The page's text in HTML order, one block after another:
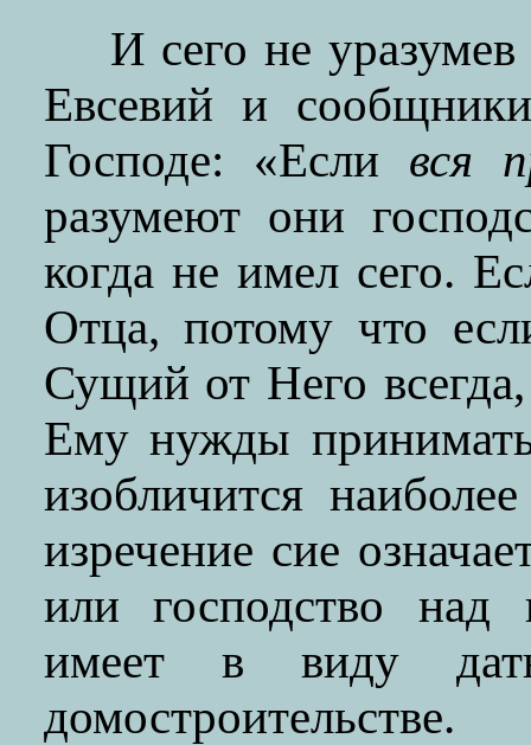
И сего не
Евсевий и
Господе: «Если вся
разумеют они
когда не имел сего.
Отца, потому что
Сущий от Него
Ему нужды
изобличится
изречение сие
или господство
имеет в виду
домостроительстве.